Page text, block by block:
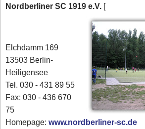
Nordberliner SC 1919 e.V. [
Elchdamm 169
13503 Berlin-
Heiligensee
Tel. 030 - 431 89 55
Fax: 030 - 436 670
75
Homepage:www.nordberliner-sc.de